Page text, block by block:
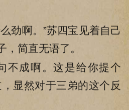
啊。”苏四宝见着自己
，简直无语了。
成啊。这是给你提个
显然对于三弟的这个反